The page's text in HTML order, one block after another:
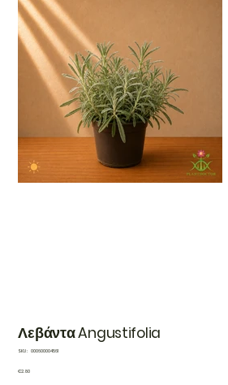
Λεβάντα Angustifolia
SKU: SKU
000600004561
Price
€2.80